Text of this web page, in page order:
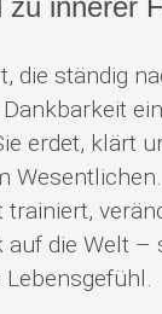
die ständig
erdet, klärt
trainiert,
auf die Welt –
Lebensgefühl.